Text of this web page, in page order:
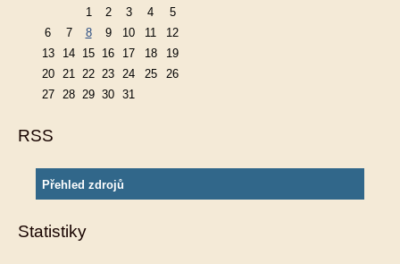
1
2 3 4
5
6
7 8 9 10 11
12
13
14 15 16 17 18
19
20
21 22 23 24 25
26
27
28 29 30 31
RSS
Přehled zdrojů
Statistiky